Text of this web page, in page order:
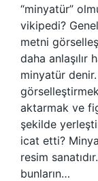
“minyatür”
vikipedi?
metni
daha anlaşılır
minyatür
aktarmak ve
şekilde
icat etti?
resim
bunların…